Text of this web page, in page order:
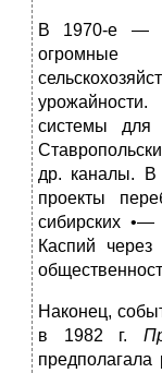
В 1970-е —
системы для
др. каналы. В
проекты
сибирских
Каспий через
Наконец,
в 1982 г.